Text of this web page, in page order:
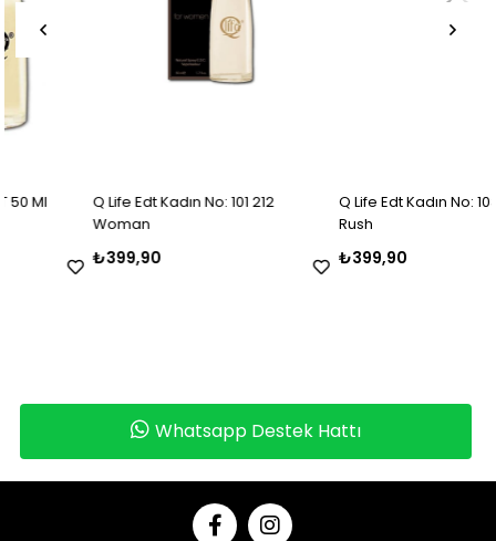
Q Life Edt Kadın No: 101 212
₺399,90
Q Life Edt Kadın No: 103 Gucci
₺399,90
Whatsapp Destek Hattı